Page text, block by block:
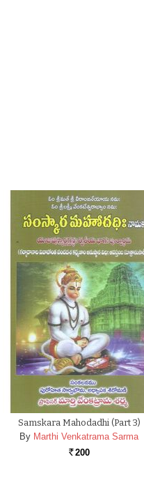
Samskara Mahodadhi (part 3)
By Marthi Venkatrama Sarma
Rs. 200